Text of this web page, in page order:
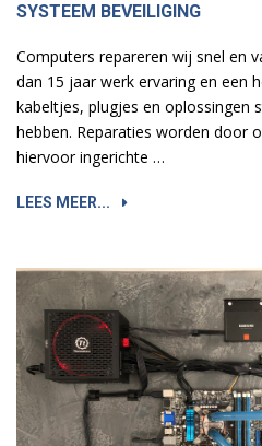
SYSTEEM BEVEILIGING
Computers repareren wij snel en
dan 15 jaar werk ervaring en een
kabeltjes, plugjes en oplossingen
hebben. Reparaties worden door
hiervoor ingerichte …
LEES MEER...